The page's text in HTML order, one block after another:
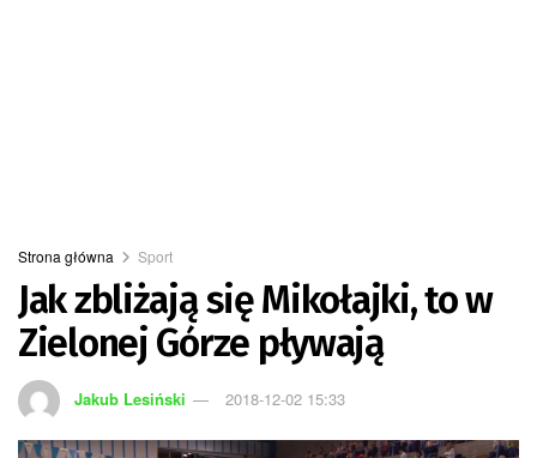
Strona główna Sport
Jak zbliżają się Mikołajki, to w
Zielonej Górze pływają
Jakub Lesiński 2018-12-02 15:33